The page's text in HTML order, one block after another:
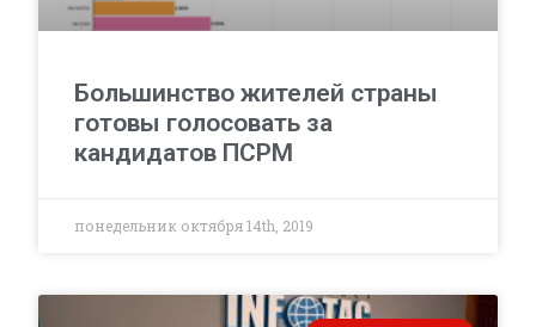
Большинство жителей страны
готовы голосовать за
кандидатов ПСРМ
понедельник октября 14th, 2019